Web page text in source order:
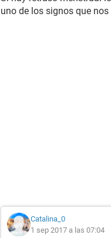
uno de los signos que
Catalina_0
1 sep 2017 a las 07:04